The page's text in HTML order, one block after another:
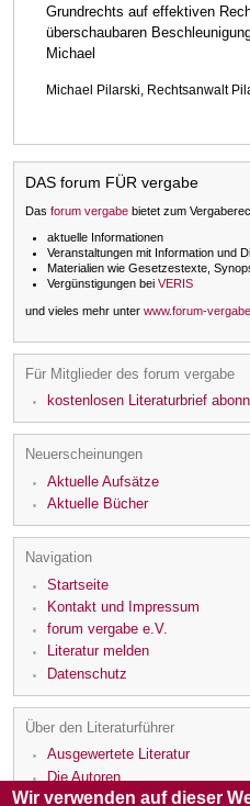
Grundrechts auf effektiven
überschaubaren
Michael
Michael Pilarski, Rechtsanwalt
DAS forum FÜR vergabe
Das forum vergabe bietet zum
aktuelle Informationen
Veranstaltungen mit Information und
Materialien wie Gesetzestexte,
Vergünstigungen bei VERIS
und vieles mehr unter www.forum-
Für Mitglieder des forum vergabe
kostenlosen Literaturbrief
Neuerscheinungen
Aktuelle Aufsätze
Aktuelle Bücher
Navigation
Startseite
Kontakt und Impressum
forum vergabe e.V.
Literatur melden
Datenschutz
Über den Literaturführer
Ausgewertete Literatur
Die Autoren
Die Rezensenten
Wir verwenden auf dieser